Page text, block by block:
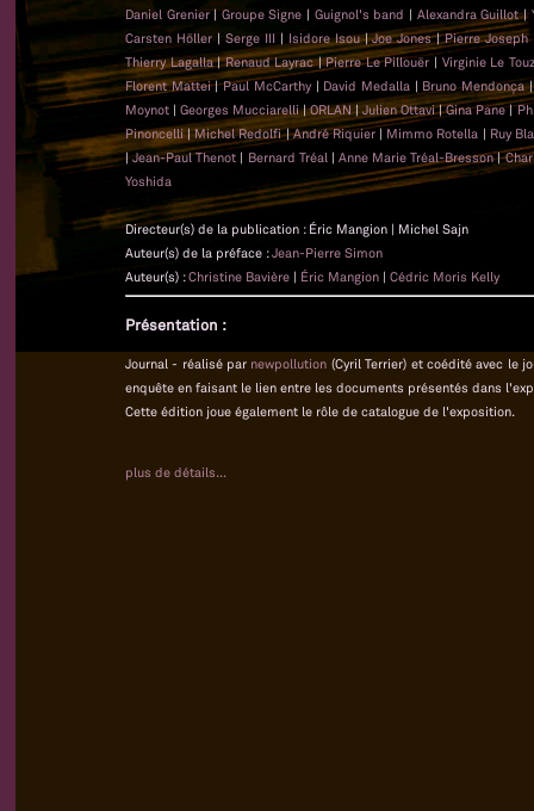
Daniel Grenier|Groupe Signe | Guignol's band | Alexandra Guillot|
Carsten Höller| Serge III | Isidore Isou|Joe Jones|Pierre Joseph
Thierry Lagalla|Renaud Layrac|Pierre Le Pillouër | Virginie Le
Florent Mattei|Paul McCarthy| David Medalla | Bruno Mendonça
Moynot |Georges Mucciarelli|ORLAN|Julien Ottavi|Gina Pane|
Pinoncelli|Michel Redolfi|André Riquier| Mimmo Rotella | Ruy
|Jean-Paul Thenot | Bernard Tréal | Anne Marie Tréal-Bresson|
Yoshida
Directeur(s) de la publication : Éric Mangion | Michel Sajn
Auteur(s) de la préface :Jean-Pierre Simon
Auteur(s) :Christine Bavière | Éric Mangion | Cédric Moris Kelly
Présentation :
Journal - réalisé par newpollution (Cyril Terrier) et coédité avec le
enquête en faisant le lien entre les documents présentés dans
Cette édition joue également le rôle de catalogue de l'exposition.
plus de détails...